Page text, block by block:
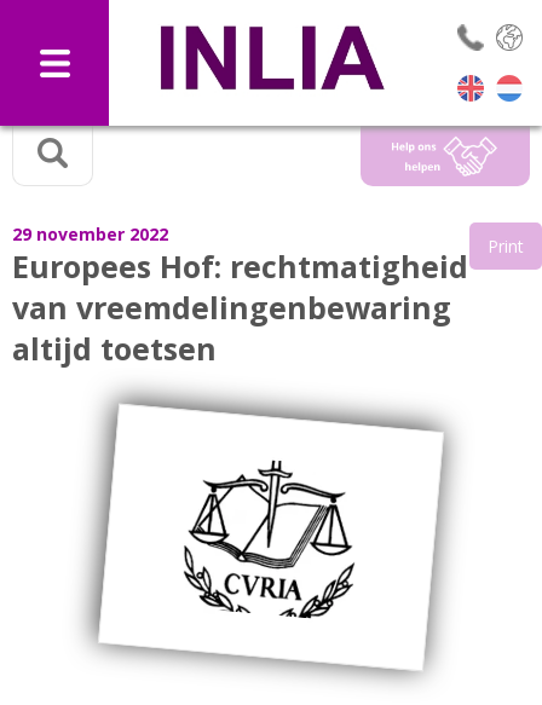
29 november 2022
Europees Hof: rechtmatigheid
van vreemdelingenbewaring
altijd toetsen
Print